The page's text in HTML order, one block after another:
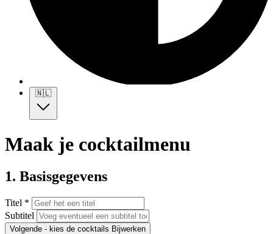
🇳🇱
Maak je cocktailmenu
1. Basisgegevens
Titel *
Subtitel
Volgende - kies de cocktails Bijwerken